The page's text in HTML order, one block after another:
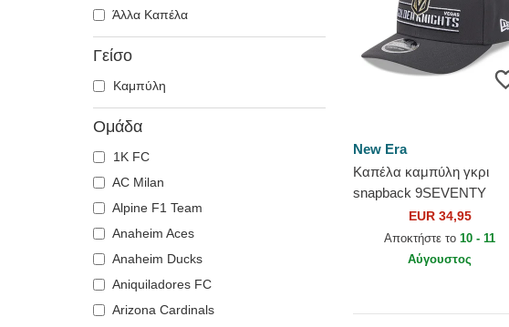
Άλλα Καπέλα
Γείσο
Καμπύλη
Ομάδα
1K FC
AC Milan
Alpine F1 Team
Anaheim Aces
Anaheim Ducks
Aniquiladores FC
Arizona Cardinals
New Era
Καπέλα καμπύλη γκρι
snapback 9SEVENTY
Stretch Snap Stated από
Vegas Golden Knights NHL
από New Era
EUR 34,95
Αποκτήστε το10 - 11
Αύγουστος